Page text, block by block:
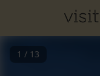
1 / 13